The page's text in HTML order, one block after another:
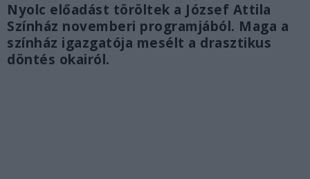
Nyolc előadást töröltek a József Attila
Színház novemberi programjából. Maga a
színház igazgatója mesélt a drasztikus
döntés okairól.